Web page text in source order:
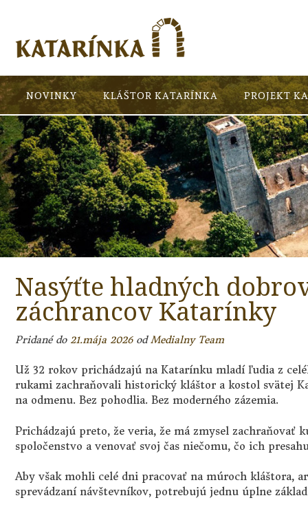
NOVINKY KLÁŠTOR KATARÍNKA PROJEKT
Nasýťte hladných
záchrancov Katarínky
Pridané do 21.mája 2026odMedialny Team
Už 32 rokov prichádzajú na Katarínku mladí ľudia z
rukami zachraňovali historický kláštor a kostol svätej
na odmenu. Bez pohodlia. Bez moderného zázemia.
Prichádzajú preto, že veria, že má zmysel zachraňovať
spoločenstvo a venovať svoj čas niečomu, čo ich
Aby však mohli celé dni pracovať na múroch kláštora,
sprevádzaní návštevníkov, potrebujú jednu úplne